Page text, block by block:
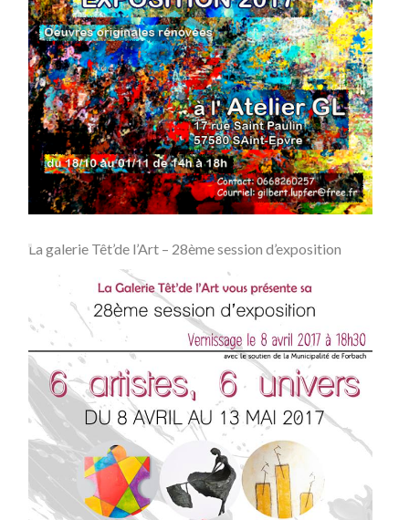
La galerie Têt’de l’Art – 28ème session d’exposition